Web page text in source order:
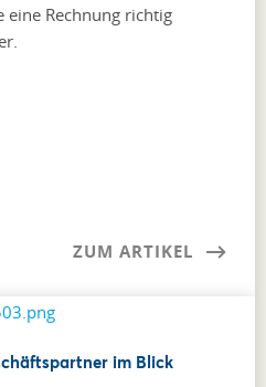
eine Rechnung richtig
ZUM ARTIKEL
im Blick